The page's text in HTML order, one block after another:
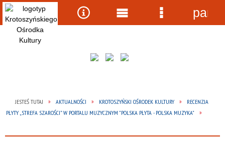
JESTEŚ TUTAJ AKTUALNOŚCI KROTOSZYŃSKI OŚRODEK KULTURY
RECENZJA
PŁYTY „STREFA SZAROŚCI” W PORTALU MUZYCZNYM "POLSKA PŁYTA - POLSKA MUZYKA"
Wyszukiwarka
Narzędzia
Menu Menu
panel